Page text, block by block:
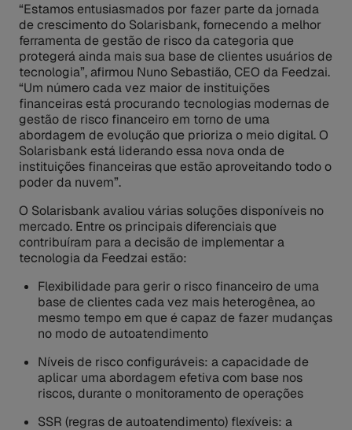
“Estamos entusiasmados por fazer parte da jornada
de crescimento do Solarisbank, fornecendo a melhor
ferramenta de gestão de risco da categoria que
protegerá ainda mais sua base de clientes usuários de
tecnologia”, afirmou Nuno Sebastião, CEO da Feedzai.
“Um número cada vez maior de instituições
financeiras está procurando tecnologias modernas de
gestão de risco financeiro em torno de uma
abordagem de evolução que prioriza o meio digital. O
Solarisbank está liderando essa nova onda de
instituições financeiras que estão aproveitando todo o
poder da nuvem”.
O Solarisbank avaliou várias soluções disponíveis no
mercado. Entre os principais diferenciais que
contribuíram para a decisão de implementar a
tecnologia da Feedzai estão:
Flexibilidade para gerir o risco financeiro de uma
base de clientes cada vez mais heterogênea, ao
mesmo tempo em que é capaz de fazer mudanças
no modo de autoatendimento
Níveis de risco configuráveis: a capacidade de
aplicar uma abordagem efetiva com base nos
riscos, durante o monitoramento de operações
SSR (regras de autoatendimento) flexíveis: a